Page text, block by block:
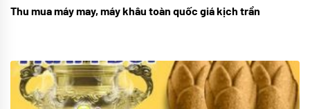
Thu mua máy may, máy khâu toàn quốc giá kịch trần